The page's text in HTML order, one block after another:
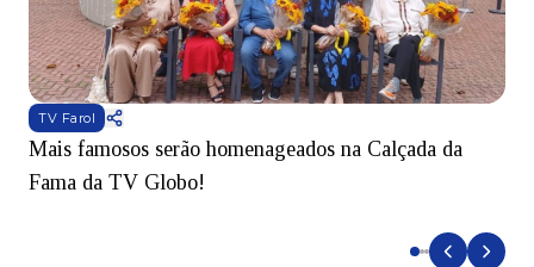
TV Farol
Mais famosos serão homenageados na Calçada da
Fama da TV Globo!